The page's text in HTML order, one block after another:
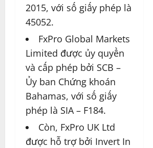
2015, với số giấy phép là
45052.
FxPro Global Markets
Limited được ủy quyền
và cấp phép bởi SCB –
Ủy ban Chứng khoán
Bahamas, với số giấy
phép là SIA – F184.
Còn, FxPro UK Ltd
được hỗ trợ bởi Invert In